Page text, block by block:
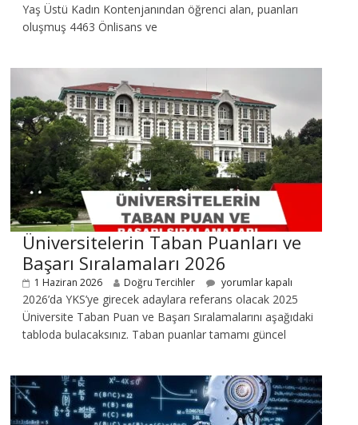
Yaş Üstü Kadın Kontenjanından öğrenci alan, puanları
oluşmuş 4463 Önlisans ve
Üniversitelerin Taban Puanları ve
Başarı Sıralamaları 2026
1 Haziran 2026 Doğru Tercihler yorumlar kapalı
2026’da YKS’ye girecek adaylara referans olacak 2025
Üniversite Taban Puan ve Başarı Sıralamalarını aşağıdaki
tabloda bulacaksınız. Taban puanlar tamamı güncel